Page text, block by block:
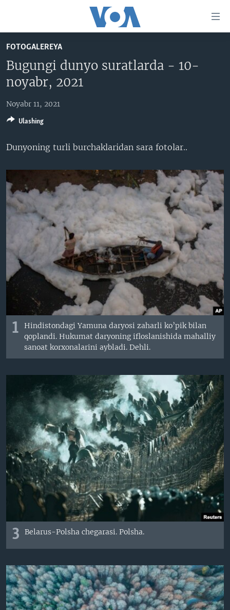
boring
Boshiga
Qidiruvga
o'ting
AMERIKA
MARKAZIY OSIYO
XALQARO
MULTIMEDIA
XALQARO HAYOT
VASHINGTON CHOYXONASI
MOBIL-SALOM!
VIDEO
XABARLAR SURATLARDA
FACEBOOK
YOUTUBE
INSTAGRAM
ODNOKLASSNIKI
TELEGRAM
TWITTER
SOUNDCLOUD
INGLIZ TILI DARSLARI
EDITORIAL
Learning English
VOA
FOTOGALEREYA
Bugungi dunyo suratlarda - 10-
noyabr, 2021
Noyabr 11, 2021
Dunyoning turli burchaklaridan sara fotolar​..​
1
Hindistondagi Yamuna daryosi zaharli ko’pik bilan
qoplandi. Hukumat daryoning ifloslanishida mahalliy
sanoat korxonalarini aybladi. Dehli.
3 Belarus-Polsha chegarasi. Polsha.
Ulashing